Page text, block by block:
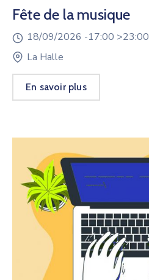
Fête de la musique
18/09/2026 -17:00 >23:00
La Halle
En savoir plus